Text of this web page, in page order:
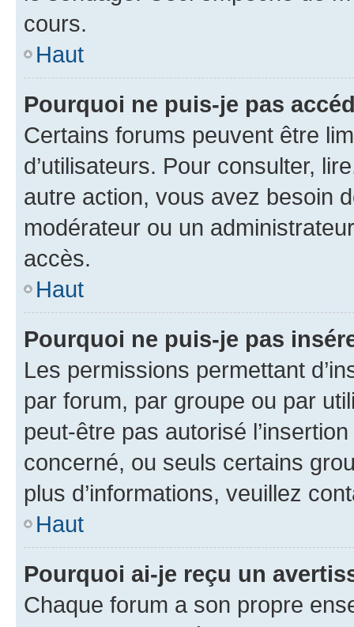
cours.
Haut
Pourquoi ne puis-je pas
Certains forums peuvent être
d’utilisateurs. Pour consulter,
autre action, vous avez besoin
modérateur ou un
accès.
Haut
Pourquoi ne puis-je pas
Les permissions permettant
par forum, par groupe ou par
peut-être pas autorisé
concerné, ou seuls certains
plus d’informations, veuillez
Haut
Pourquoi ai-je reçu un
Chaque forum a son propre